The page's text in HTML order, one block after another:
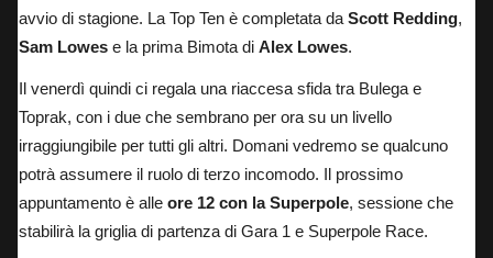
avvio di stagione. La Top Ten è completata da Scott Redding,
Sam Lowes e la prima Bimota di Alex Lowes.
Il venerdì quindi ci regala una riaccesa sfida tra Bulega e
Toprak, con i due che sembrano per ora su un livello
irraggiungibile per tutti gli altri. Domani vedremo se qualcuno
potrà assumere il ruolo di terzo incomodo. Il prossimo
appuntamento è alle ore 12 con la Superpole, sessione che
stabilirà la griglia di partenza di Gara 1 e Superpole Race.